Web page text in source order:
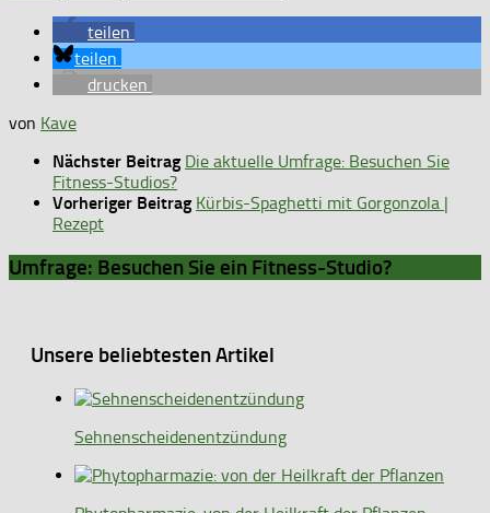
teilen
teilen
drucken
von Kave
Nächster Beitrag Die aktuelle Umfrage: Besuchen Sie
Fitness-Studios?
Vorheriger Beitrag Kürbis-Spaghetti mit Gorgonzola |
Rezept
Umfrage: Besuchen Sie ein Fitness-Studio?
Unsere beliebtesten Artikel
Sehnenscheidenentzündung